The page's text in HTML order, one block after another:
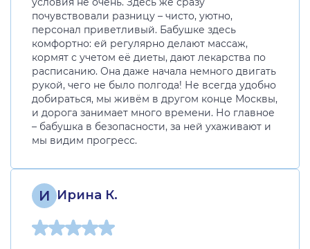
почувствовали разницу – чисто, уютно,
персонал приветливый. Бабушке здесь
комфортно: ей регулярно делают массаж,
кормят с учетом её диеты, дают лекарства по
расписанию. Она даже начала немного двигать
рукой, чего не было полгода! Не всегда удобно
добираться, мы живём в другом конце Москвы,
и дорога занимает много времени. Но главное
– бабушка в безопасности, за ней ухаживают и
мы видим прогресс.
И Ирина К.